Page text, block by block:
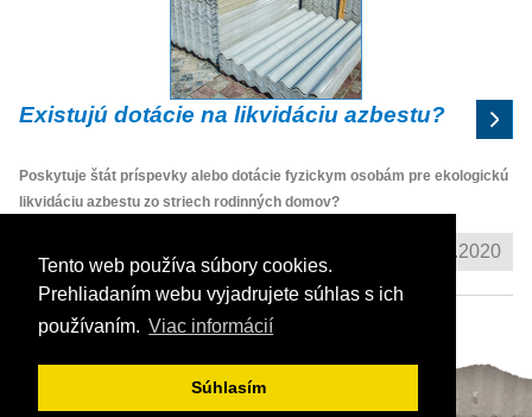
Tento web používa súbory cookies.
Prehliadaním webu vyjadrujete súhlas s ich
používaním. Viac informácií
Súhlasím
Existujú dotácie na likvidáciu azbestu?
Poskytuje štát príspevky alebo dotácie fyzickym osobám pre ekologickú
likvidáciu azbestu zo striech rodinných domov?
Pridané: 18.6.2020
nasledujúce